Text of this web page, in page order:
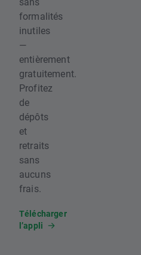
formalités
inutiles
—
entièrement
gratuitement.
Profitez
de
dépôts
et
retraits
sans
aucuns
frais.
Télécharger
l’appli